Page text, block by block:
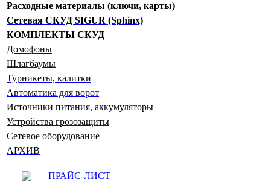
Расходные материалы (ключи, карты)
Сетевая СКУД SIGUR (Sphinx)
КОМПЛЕКТЫ СКУД
Домофоны
Шлагбаумы
Турникеты, калитки
Автоматика для ворот
Источники питания, аккумуляторы
Устройства грозозащиты
Сетевое оборудование
АРХИВ
ПРАЙС-ЛИСТ